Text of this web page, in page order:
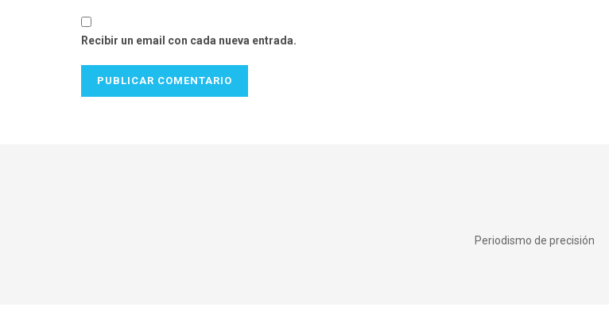
Recibir un email con cada nueva entrada.
Periodismo de precisión